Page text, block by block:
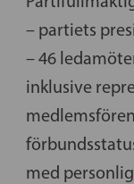
– partiets
– 46
inklusive
med